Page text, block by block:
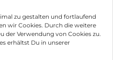
zu gestalten und fortlaufend
wir Cookies. Durch die weitere
der Verwendung von Cookies zu.
erhältst Du in unserer